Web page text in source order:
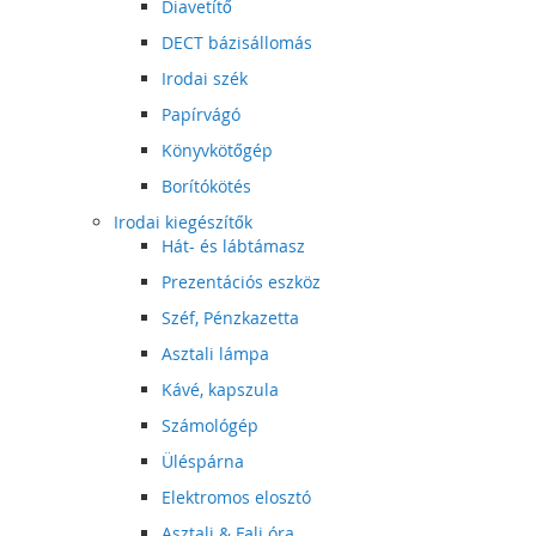
Diavetítő
DECT bázisállomás
Irodai szék
Papírvágó
Könyvkötőgép
Borítókötés
Irodai kiegészítők
Hát- és lábtámasz
Prezentációs eszköz
Széf, Pénzkazetta
Asztali lámpa
Kávé, kapszula
Számológép
Üléspárna
Elektromos elosztó